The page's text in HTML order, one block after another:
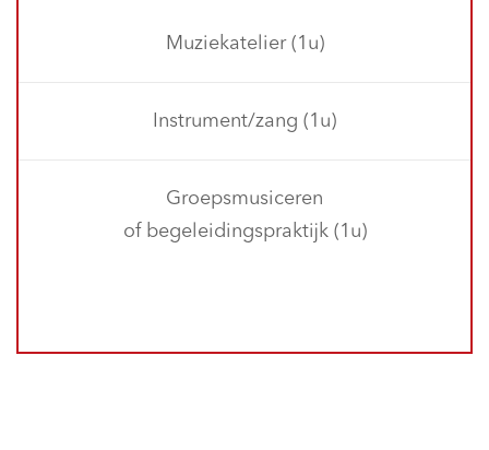
Muziekatelier (1u)
Instrument/zang (1u)
Groepsmusiceren
of begeleidingspraktijk (1u)